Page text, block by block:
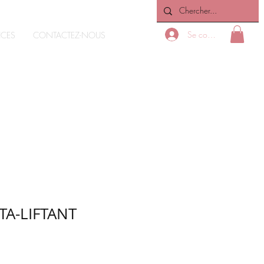
CONTACTEZ-NOUS Se connecter
LIFTANT